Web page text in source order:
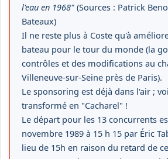
l'eau en 1968" (Sources : Patrick
Bateaux)
Il ne reste plus à Coste qu'à
bateau pour le tour du monde (la
contrôles et des modifications au
Villeneuve-sur-Seine près de Paris).
Le sponsoring est déjà dans l'air ;
transformé en "Cacharel" !
Le départ pour les 13 concurrents
novembre 1989 à 15 h 15 par Éric
lieu de 15h en raison du retard de